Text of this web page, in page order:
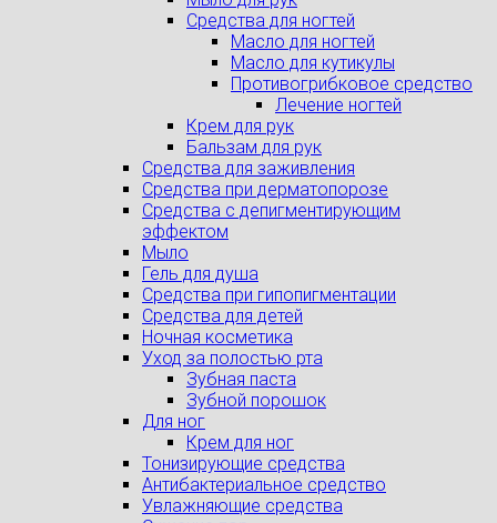
Средства для ногтей
Масло для ногтей
Масло для кутикулы
Противогрибковое средство
Лечение ногтей
Крем для рук
Бальзам для рук
Средства для заживления
Средства при дерматопорозе
Cредства с депигментирующим
эффектом
Мыло
Гель для душа
Средства при гипопигментации
Средства для детей
Ночная косметика
Уход за полостью рта
Зубная паста
Зубной порошок
Для ног
Крем для ног
Тонизирующие средства
Антибактериальное средство
Увлажняющие средства